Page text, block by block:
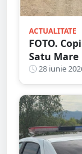
ACTUALITATE
FOTO.
Satu Mare
28 iunie